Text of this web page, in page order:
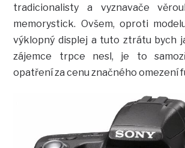
tradicionalisty a vyznavače
memorystick. Ovšem, oproti
výklopný displej a tuto ztrátu bych
zájemce trpce nesl, je to
opatření za cenu značného omezení